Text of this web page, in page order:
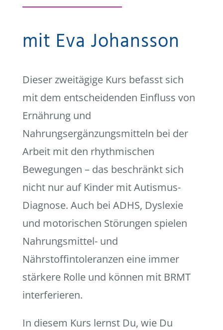
mit Eva Johansson
Dieser zweitägige Kurs befasst sich
mit dem entscheidenden Einfluss von
Ernährung und
Nahrungsergänzungsmitteln bei der
Arbeit mit den rhythmischen
Bewegungen – das beschränkt sich
nicht nur auf Kinder mit Autismus-
Diagnose. Auch bei ADHS, Dyslexie
und motorischen Störungen spielen
Nahrungsmittel- und
Nährstoffintoleranzen eine immer
stärkere Rolle und können mit BRMT
interferieren.
In diesem Kurs lernst Du, wie Du